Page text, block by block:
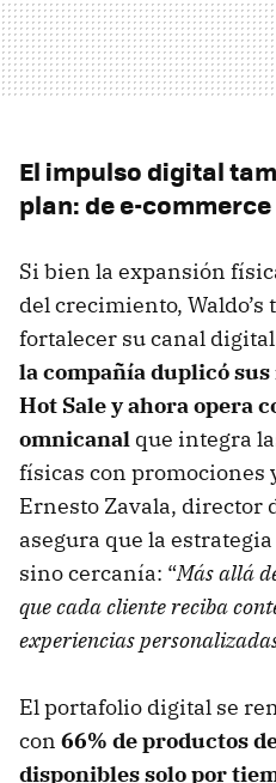
El impulso digital
plan: de e-
Si bien la expansión
del crecimiento,
fortalecer su canal
la compañía duplicó
Hot Sale y ahora opera
omnicanal que integra
físicas con promociones
Ernesto Zavala, director
asegura que la
sino cercanía: “Más allá
que cada cliente reciba
experiencias
El portafolio digital se
con 66% de productos
disponibles solo por